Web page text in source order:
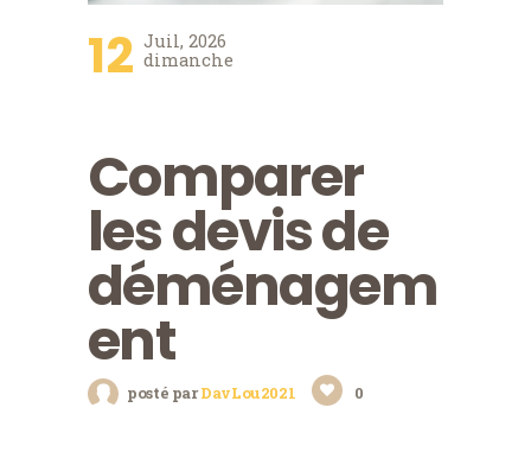
12 Juil, 2026
dimanche
Comparer
les devis de
déménagem
ent
posté parDavLou2021 0